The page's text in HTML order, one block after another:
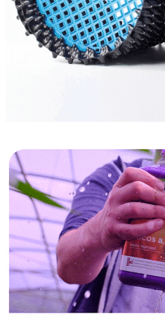
СТИМУЛЯТОРЫ
HIGH ROOTS
CANNABIOGEN
GREEN PLANET